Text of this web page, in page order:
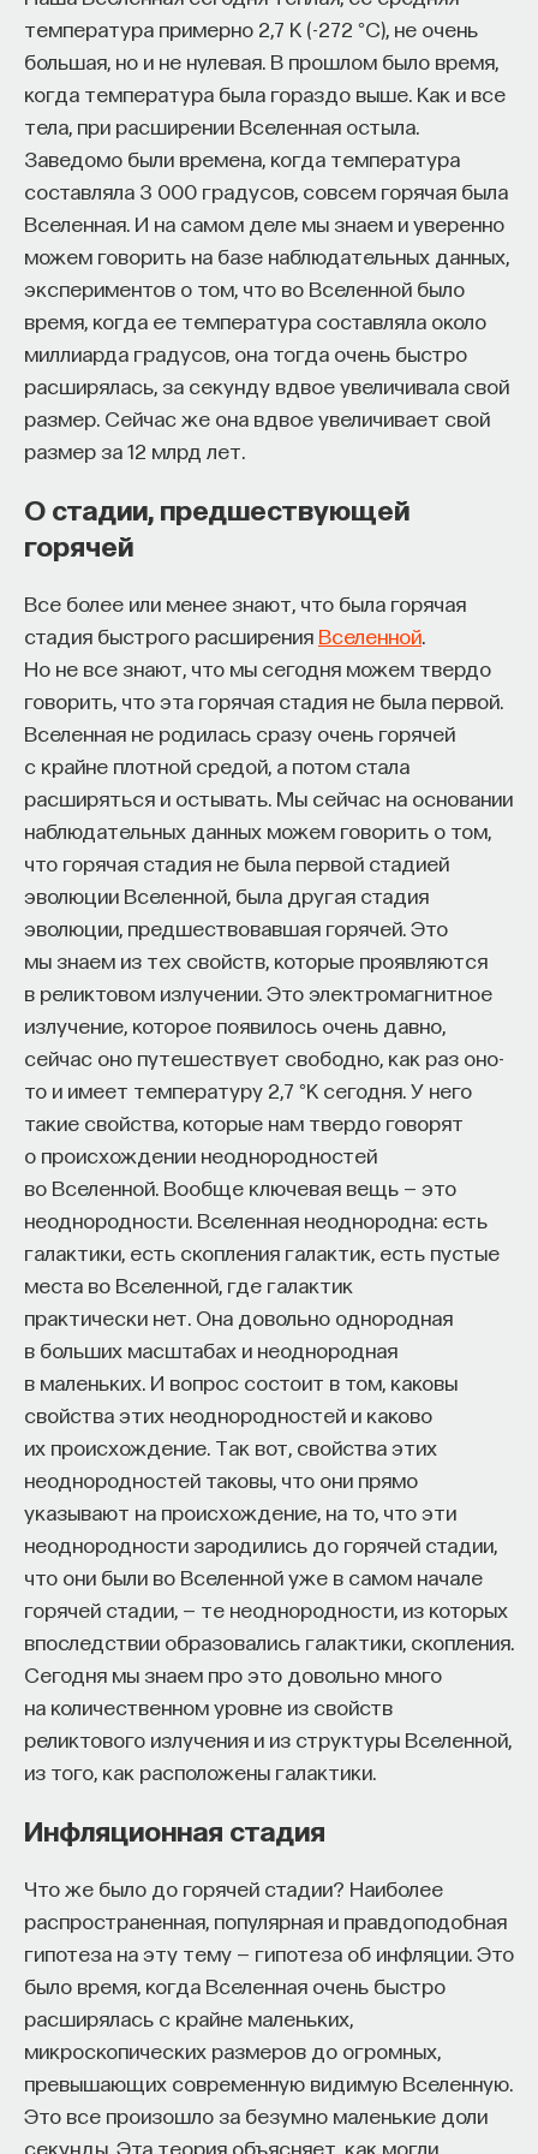
температура примерно 2,7 К (-272 °C), не очень
большая, но и не нулевая. В прошлом было время,
когда температура была гораздо выше. Как и все
тела, при расширении Вселенная остыла.
Заведомо были времена, когда температура
составляла 3 000 градусов, совсем горячая была
Вселенная. И на самом деле мы знаем и уверенно
можем говорить на базе наблюдательных данных,
экспериментов о том, что во Вселенной было
время, когда ее температура составляла около
миллиарда градусов, она тогда очень быстро
расширялась, за секунду вдвое увеличивала свой
размер. Сейчас же она вдвое увеличивает свой
размер за 12 млрд лет.
О стадии, предшествующей
горячей
Все более или менее знают, что была горячая
стадия быстрого расширения Вселенной
Но не все знают, что мы сегодня можем твердо
говорить, что эта горячая стадия не была первой.
Вселенная не родилась сразу очень горячей
с крайне плотной средой, а потом стала
расширяться и остывать. Мы сейчас на основании
наблюдательных данных можем говорить о том,
что горячая стадия не была первой стадией
эволюции Вселенной, была другая стадия
эволюции, предшествовавшая горячей. Это
мы знаем из тех свойств, которые проявляются
в реликтовом излучении. Это электромагнитное
излучение, которое появилось очень давно,
сейчас оно путешествует свободно, как раз оно-
то и имеет температуру 2,7 °К сегодня. У него
такие свойства, которые нам твердо говорят
о происхождении неоднородностей
во Вселенной. Вообще ключевая вещь — это
неоднородности. Вселенная неоднородна: есть
галактики, есть скопления галактик, есть пустые
места во Вселенной, где галактик
практически нет. Она довольно однородная
в больших масштабах и неоднородная
в маленьких. И вопрос состоит в том, каковы
свойства этих неоднородностей и каково
их происхождение. Так вот, свойства этих
неоднородностей таковы, что они прямо
указывают на происхождение, на то, что эти
неоднородности зародились до горячей стадии,
что они были во Вселенной уже в самом начале
горячей стадии, — те неоднородности, из которых
впоследствии образовались галактики, скопления.
Сегодня мы знаем про это довольно много
на количественном уровне из свойств
реликтового излучения и из структуры Вселенной,
из того, как расположены галактики.
Инфляционная стадия
Что же было до горячей стадии? Наиболее
распространенная, популярная и правдоподобная
гипотеза на эту тему — гипотеза об инфляции. Это
было время, когда Вселенная очень быстро
расширялась с крайне маленьких,
микроскопических размеров до огромных,
превышающих современную видимую Вселенную.
Это все произошло за безумно маленькие доли
секунды. Эта теория объясняет, как могли
начала».
Слушатели курса убедятся в том, что
философский поиск — это не только каскад
занимательных головоломок, но и набор
инструментов, жизненно необходимых для
современного человека.
Пройдя этот курс, вы:
мышления навыками: научитесь критически
и аргументированно доказывать свою точку
на основополагающие вопросы человечества: что
такое пространство и что такое время? Что
сознание? Реальна ли реальность и откуда
мы знаем то, что знаем? Существует ли в мире
свобода?
— Переосмыслите границы доверия
собственному знанию.
Автор курса:
философских наук, профессор Школы философии
и культурологии факультета гуманитарных наук
НИУ ВШЭ.
3/30/2022
НАПИСАТЬ НАМ
НАД МАТЕРИАЛОМ РАБОТАЛИ
ПостНаука
команда ПостНауки
НАУКА
237 публикаций
НАУКА ЖУРНАЛ
ФИЛОСОФСКИЙ ПОИСК: НАЧАЛА
КУРС
СОХРАНИТЬ КУРС
состоящую только из звезд,
сформировать гораздо сложнее, чем
сложную дисковую галактику со всякими
подструктурами и отдельными деталями,
состоящую из газа, пыли, звезд. С этим
столкнулись теоретики в классическую
эпоху внегалактической астрономии
в начале 1970-х годов, когда знаменитый
построить численную модель
формирования эллиптической галактики
из газа. Казалось бы, чего проще: берешь
большое газовое облако массой, похожей
(он брал сто миллиардов солнечных масс),
дальше это облако из-за неустойчивости
разбивается на сгустки, сгустки летают,
слипаются друг с другом, уплотняются,
начинается звездообразование,
и из центра нарастает звездный ком,
который похож на ту эллиптическую
галактику, которую мы бы хотели
сформировать. Но после первых успехов
и восторгов по поводу первых моделей
Ларсона ему сделали замечание: это
облако, хотя оно и большое, все-таки
не одно такое во Вселенной.
Ларсон в 1975 году разочаровался
в моделях монолитного коллапса для
построения эллиптических галактик
(монолитный коллапс — это когда одно
облако сжимается) и сказал: «Нет,
эллиптические галактики мы будем
строить по-другому: мы будем брать две
дисковые галактики и их сливать». При
таком бурном слиянии (это называется
«большой мержинг») момент пропадает,
и звездная система, которая получается
при слиянии двух одинаковых дисков,
всегда сфероид, и она практически всегда
не вращается. То есть это как раз то, что
похоже на наблюдаемые эллиптические
Большое слияние потому и большое,
бурное, что оно перемешивает галактику
от центра до периферии. И если там были
изменения металличности или возраста
звезд, большое слияние
перемешивает все. Никаких градиентов
в продукте большого слияния не должно
быть. Это галактика, хорошо
перемешанная по объему. Поэтому
Кобаяши сказала, что если вы видите
сильный градиент металличности звезд
по радиусу эллиптической галактики,